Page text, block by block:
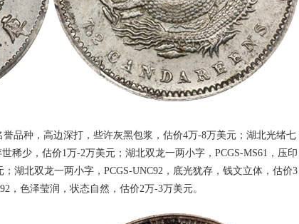
誉品种，高边深打，些许灰黑包浆，估价4万-8万美元；湖北光绪七
稀少，估价1万-2万美元；湖北双龙一两小字，PCGS-MS61，压印
湖北双龙一两小字，PCGS-UNC92，底光犹存，钱文立体，估价3
，色泽莹润，状态自然，估价2万-3万美元。